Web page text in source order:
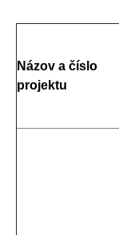
Názov a číslo
projektu